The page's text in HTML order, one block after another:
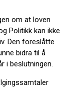
om at loven
Politikk kan ikke
Den foreslåtte
bidra til å
i beslutningen.